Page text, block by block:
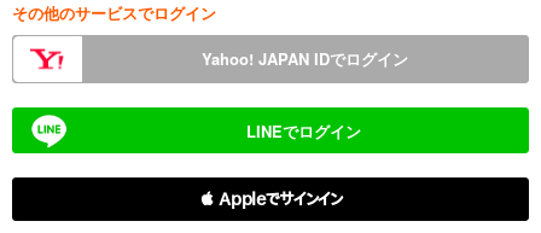
その他のサービスでログイン
Yahoo! JAPAN IDでログイン
LINEでログイン
 Appleでサインイン